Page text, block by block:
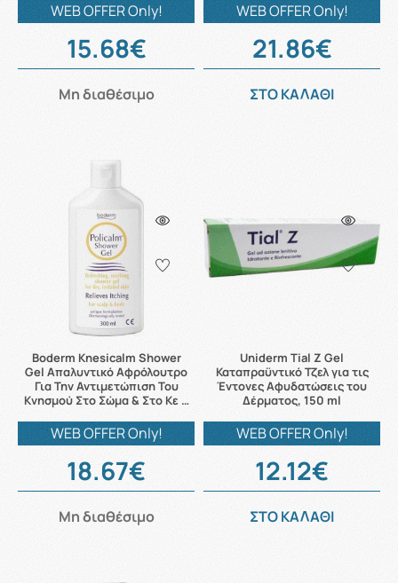
WEB OFFER Only!
15.68€
Μη διαθέσιμο
WEB OFFER Only!
21.86€
ΣΤΟ ΚΑΛΑΘΙ
Boderm Knesicalm Shower
Gel Απαλυντικό Αφρόλουτρο
Για Την Αντιμετώπιση Του
Κνησμού Στο Σώμα & Στο Κε …
WEB OFFER Only!
18.67€
Μη διαθέσιμο
Uniderm Tial Z Gel
Καταπραϋντικό Τζελ για τις
Έντονες Αφυδατώσεις του
Δέρματος, 150 ml
WEB OFFER Only!
12.12€
ΣΤΟ ΚΑΛΑΘΙ